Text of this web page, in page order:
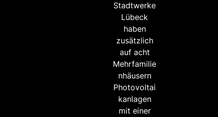
Stadtwerke
Lübeck
haben
zusätzlich
auf acht
Mehrfamilie
nhäusern
Photovoltai
kanlagen
mit einer